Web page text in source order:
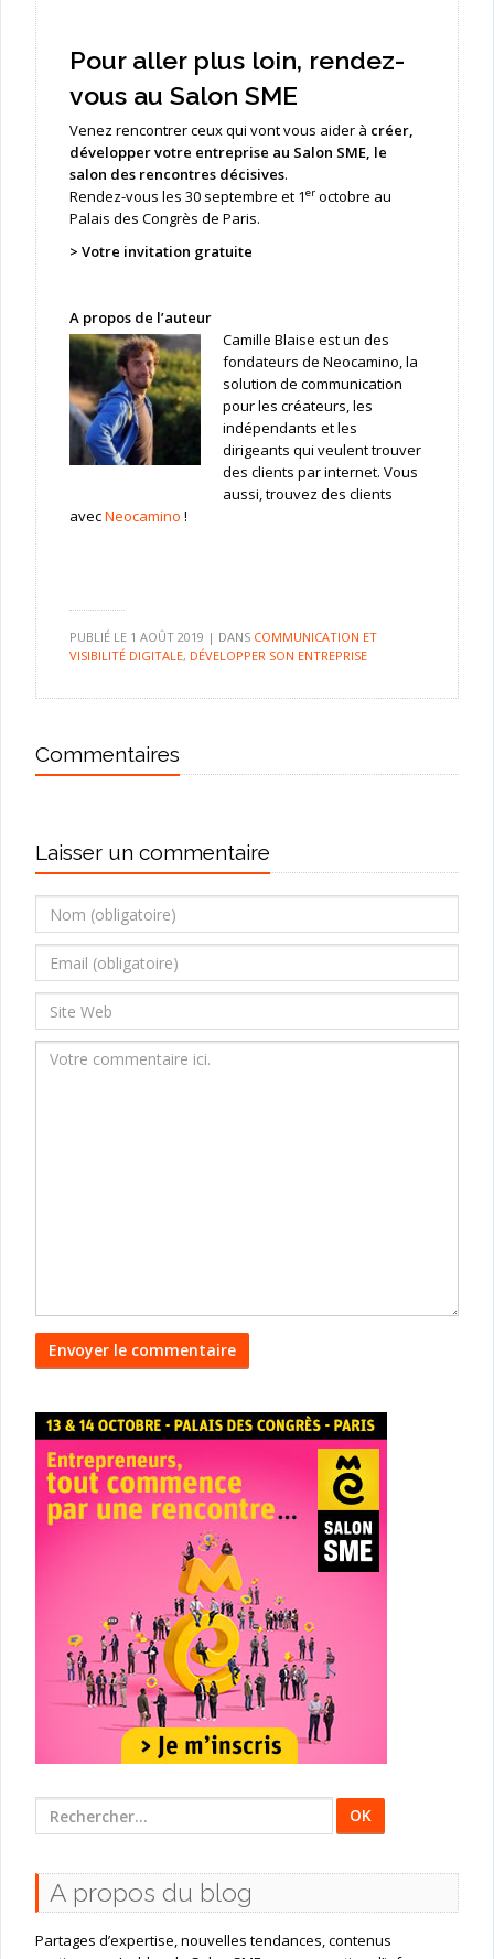
Pour aller plus loin, rendez-
vous au Salon SME
Venez rencontrer ceux qui vont vous aider à créer,
développer votre entreprise au Salon SME, le
salon des rencontres décisives.
Rendez-vous les 30 septembre et 1eroctobre au
Palais des Congrès de Paris.
> Votre invitation gratuite
A propos de l’auteur
Camille Blaise est un des
fondateurs de Neocamino, la
solution de communication
pour les créateurs, les
indépendants et les
dirigeants qui veulent trouver
des clients par internet. Vous
aussi, trouvez des clients
avecNeocamino !
PUBLIÉ LE 1 AOÛT 2019 | DANS COMMUNICATION ET
VISIBILITÉ DIGITALE, DÉVELOPPER SON ENTREPRISE
Commentaires
Laisser un commentaire
Rechercher
:
A propos du blog
Partages d’expertise, nouvelles tendances, contenus